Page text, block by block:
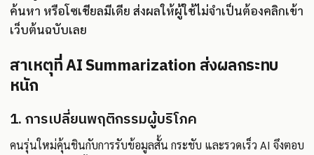
ค้นหา หรือโซเชียลมีเดีย ส่งผลให้ผู้ใช้ไม่จำเป็นต้องคลิกเข้า
เว็บต้นฉบับเลย
สาเหตุที่ AI Summarization ส่งผลกระทบ
หนัก
1. การเปลี่ยนพฤติกรรมผู้บริโภค
คนรุ่นใหม่คุ้นชินกับการรับข้อมูลสั้น กระชับ และรวดเร็ว AI จึงตอบ